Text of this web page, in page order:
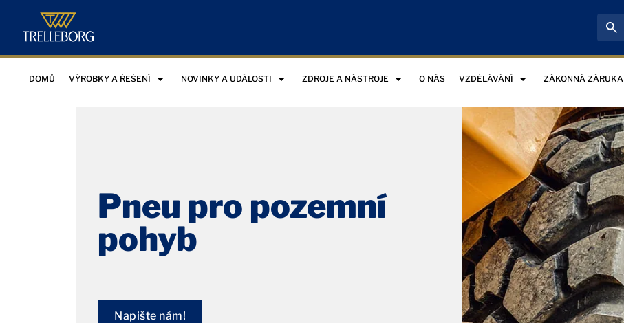
DOMŮ VÝROBKY A ŘEŠENÍ NOVINKY A UDÁLOSTI ZDROJE A NÁSTROJE O NÁS VZDĚLÁVÁNÍ ZÁKONNÁ ZÁRUKA
Pneu pro pozemní
pohyb
Napište nám!